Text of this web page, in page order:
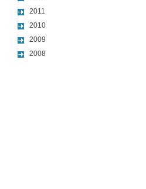
2011
2010
2009
2008